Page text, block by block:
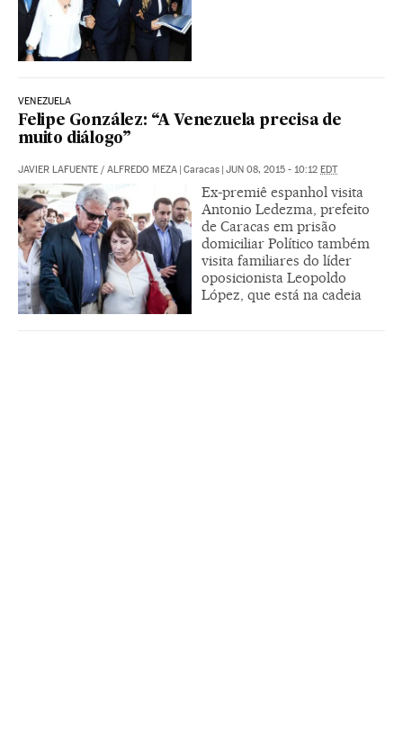
VENEZUELA
Felipe González: “A Venezuela precisa de
muito diálogo”
JAVIER LAFUENTE / ALFREDO MEZA | Caracas | JUN 08, 2015 - 10:12 EDT
Ex-premiê espanhol visita
Antonio Ledezma, prefeito
de Caracas em prisão
domiciliar Político também
visita familiares do líder
oposicionista Leopoldo
López, que está na cadeia